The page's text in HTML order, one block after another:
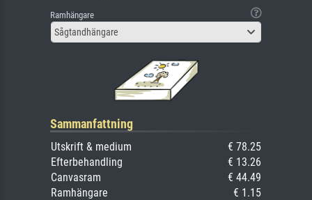
Ramhängare
Sågtandhängare
Sammanfattning
Utskrift & medium
€ 78.25
Efterbehandling
€ 13.26
Canvasram
€ 44.49
Ramhängare
€ 1.15